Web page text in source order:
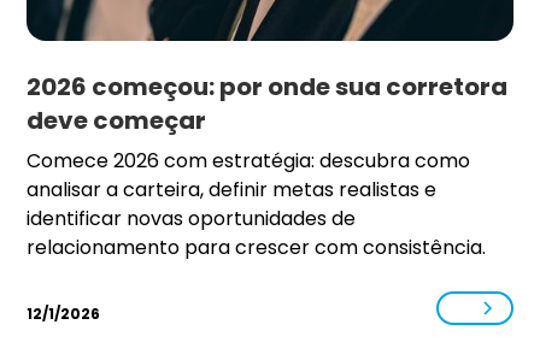
2026 começou: por onde sua corretora
deve começar
Comece 2026 com estratégia: descubra como
analisar a carteira, definir metas realistas e
identificar novas oportunidades de
relacionamento para crescer com consistência.
12/1/2026